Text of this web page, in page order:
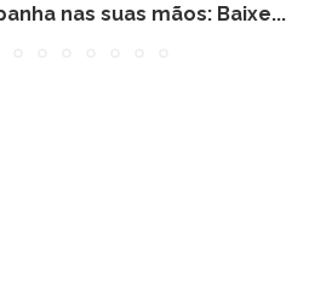
nas suas mãos: Baixe...